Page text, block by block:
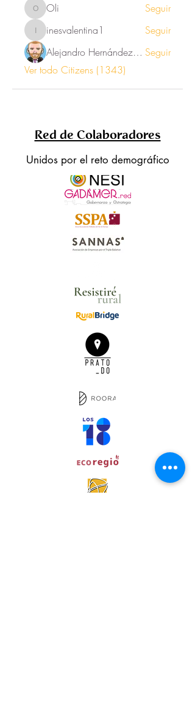
Oli Oli Seguir
inesvalentina1
inesvalentina1
Seguir
Alejandro Hernández Renner Seguir
Ver todo Citizens (1343)
Red de Colaboradores
Unidos por el reto demográfico